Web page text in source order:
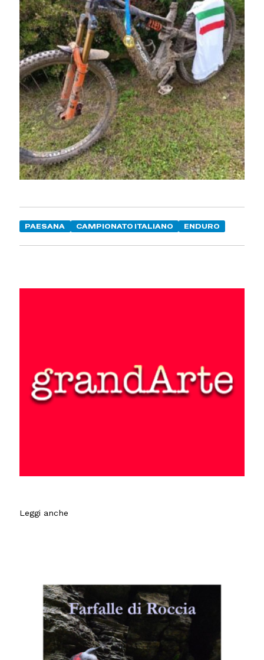
PAESANA CAMPIONATO ITALIANO ENDURO
Leggi anche